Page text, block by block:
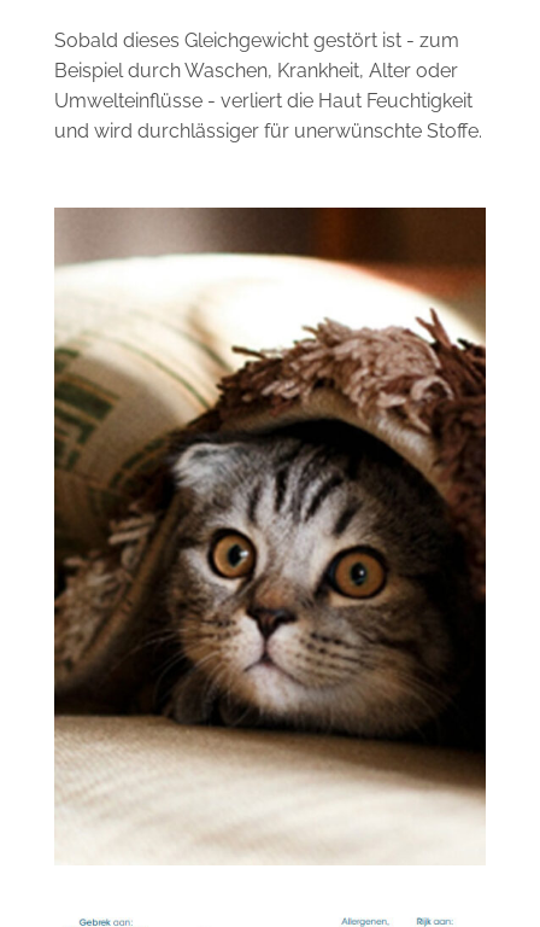
Sobald dieses Gleichgewicht gestört ist - zum
Beispiel durch Waschen, Krankheit, Alter oder
Umwelteinflüsse - verliert die Haut Feuchtigkeit
und wird durchlässiger für unerwünschte Stoffe.